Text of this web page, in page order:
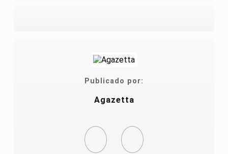
Publicado por:
Agazetta